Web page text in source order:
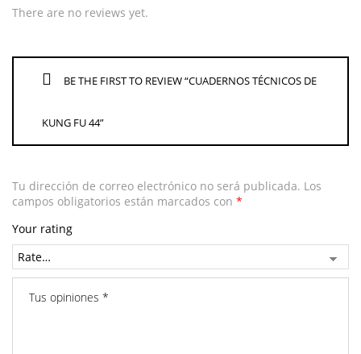
There are no reviews yet.
BE THE FIRST TO REVIEW “CUADERNOS TÉCNICOS DE
KUNG FU 44”
Tu dirección de correo electrónico no será publicada. Los
campos obligatorios están marcados con *
Your rating